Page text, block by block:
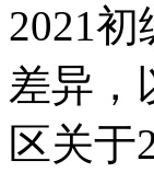
2021
差异，
区关于